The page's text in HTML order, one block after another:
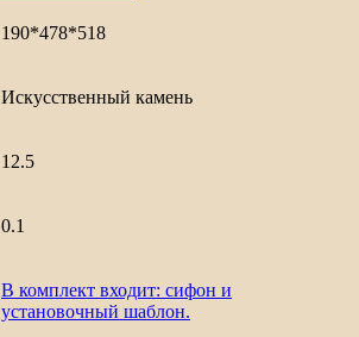
190*478*518
Искусственный камень
12.5
0.1
В комплект входит: сифон и
установочный шаблон.